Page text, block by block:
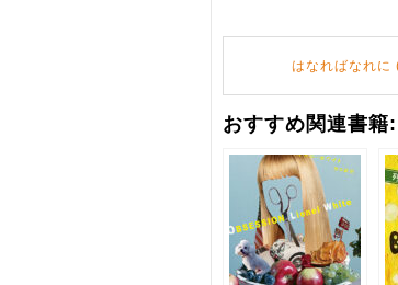
はなればなれに
おすすめ関連書籍: